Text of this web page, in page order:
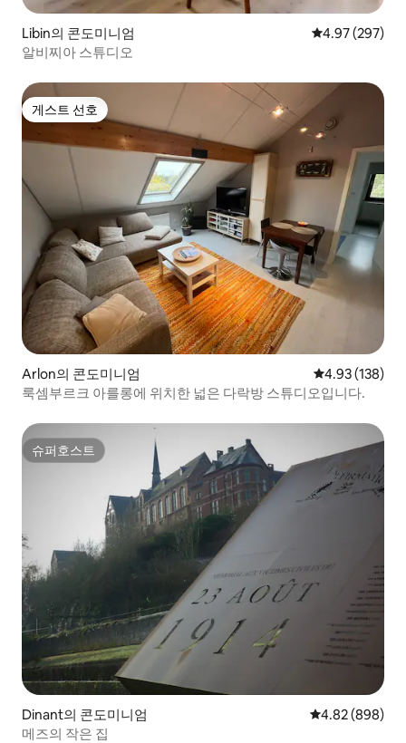
Libin의 콘도미니엄 평점 4.97점(5
4.97 (297)
알비찌아 스튜디오
게스트 선호
게스트 선호
Arlon의 콘도미니엄 평점 4.93점(5
4.93 (138)
룩셈부르크 아를롱에 위치한 넓은 다락방 스튜디오입니다.
슈퍼호스트
슈퍼호스트
Dinant의 콘도미니엄 평점 4.82점(5
4.82 (898)
메즈의 작은 집